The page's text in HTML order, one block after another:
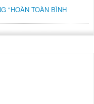
"HOÀN TOÀN BÌNH